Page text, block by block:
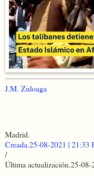
J.M. Zuloaga
Madrid.
Creada.25-08-2021 | 21:33
/
Última actualización.25-08-